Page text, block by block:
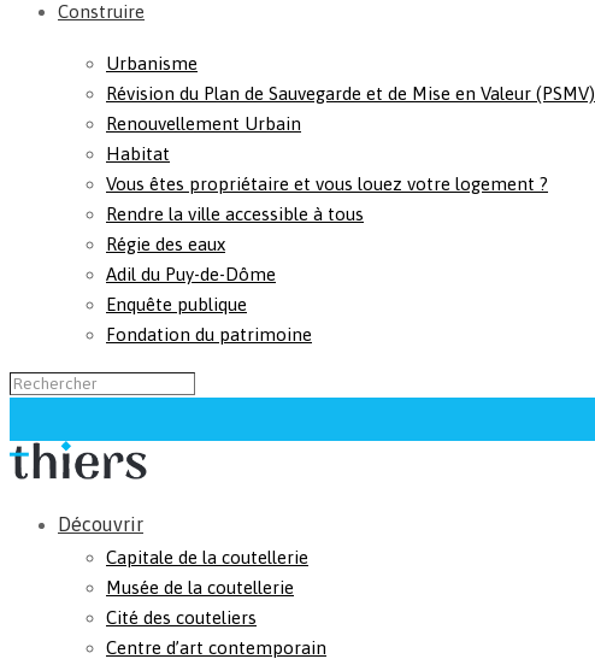
Construire
Urbanisme
Révision du Plan de Sauvegarde et de Mise en Valeur (PSMV)
Renouvellement Urbain
Habitat
Vous êtes propriétaire et vous louez votre logement ?
Rendre la ville accessible à tous
Régie des eaux
Adil du Puy-de-Dôme
Enquête publique
Fondation du patrimoine
Découvrir
Capitale de la coutellerie
Musée de la coutellerie
Cité des couteliers
Centre d’art contemporain